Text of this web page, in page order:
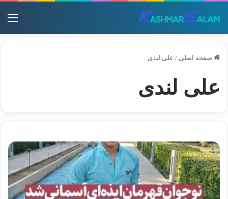
صفحه اصلی / علی لندی
علی لندی